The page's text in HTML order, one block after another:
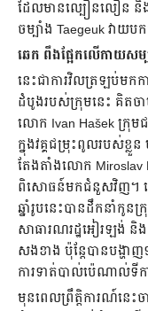
ដែលមានល្បឿនលឿន និង
ចម្បាំង Taegeuk វាយ
ឆេក ពឹងផ្អែកលើកាយស
នេះជាការវិលត្រឡប់មក
ដំបូងរបស់ក្រុមនេះ គិតចា
លោក Ivan Hašek ក្រុ
ក្នុងវគ្គជម្រុះពូលរបស់ខ្លួ
តែងតាំងលោក Miroslav
ពិសោធន៍មកជំនួសវិញ។ នៅក្
ឆ្នាំរូបនេះបានដឹកនាំកូ
សាធារណរដ្ឋអៀរឡង់ និ
សងខាង ប៉ុន្តែបានបង្ហា
ការទាត់បាល់ប៉េណាល់ទីក
មុនពេលព្រឹត្តិការណ៍នេះច